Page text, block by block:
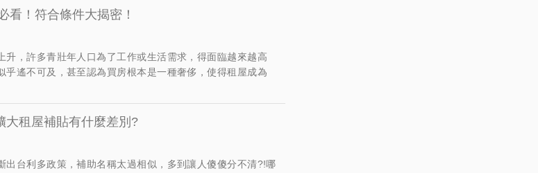
看！符合條件大揭密！
升，許多青壯年人口為了工作或生活需求，得面臨越來越高
乎遙不可及，甚至認為買房根本是一種奢侈，使得租屋成為
大租屋補貼有什麼差別?
出台利多政策，補助名稱太過相似，多到讓人傻傻分不清?!哪